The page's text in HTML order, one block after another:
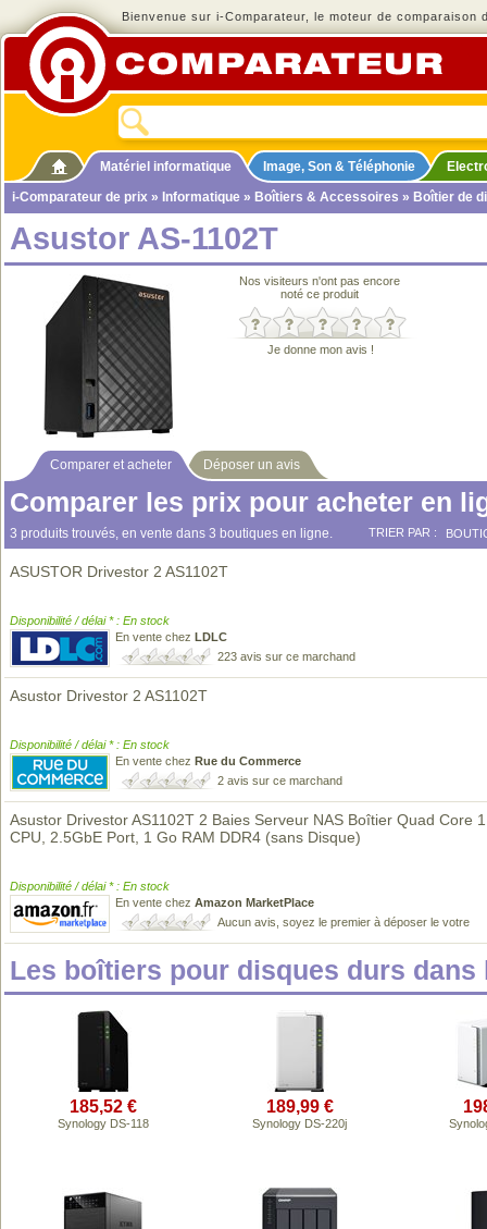
Bienvenue sur i-Comparateur, le moteur de comparaison
Matériel informatique Image, Son & Téléphonie
i-Comparateur de prix » Informatique » Boîtiers & Accessoires » Boîtier de
Asustor AS-1102T
Nos visiteurs n'ont pas encore
noté ce produit
Je donne mon avis !
Comparer et acheter Déposer un avis
Comparer les prix pour acheter en
3 produits trouvés, en vente dans 3 boutiques en ligne. TRIER PAR :
ASUSTOR Drivestor 2 AS1102T
Disponibilité / délai * : En stock
En vente chez LDLC
223 avis sur ce marchand
Asustor Drivestor 2 AS1102T
Disponibilité / délai * : En stock
En vente chez Rue du Commerce
2 avis sur ce marchand
Asustor Drivestor AS1102T 2 Baies Serveur NAS Boîtier Quad Core
CPU, 2.5GbE Port, 1 Go RAM DDR4 (sans Disque)
Disponibilité / délai * : En stock
En vente chez Amazon MarketPlace
Aucun avis, soyez le premier à déposer le votre
Les boîtiers pour disques durs dans
185,52 €
Synology DS-118
189,99 €
Synology DS-220j